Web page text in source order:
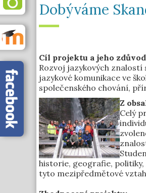
Dobýváme
Cíl projektu a jeho
Rozvoj jazykových
jazykové komunikace ve
společenského chování,
Z
Celý
historie, geografie,
tyto mezipředmětové